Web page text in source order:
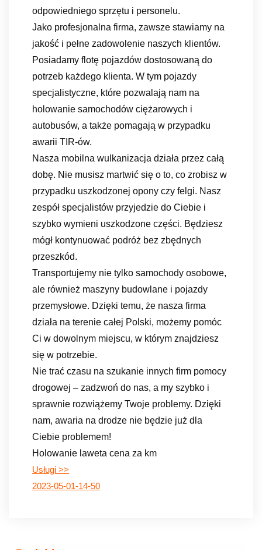
odpowiedniego sprzętu i personelu.
Jako profesjonalna firma, zawsze stawiamy na
jakość i pełne zadowolenie naszych klientów.
Posiadamy flotę pojazdów dostosowaną do
potrzeb każdego klienta. W tym pojazdy
specjalistyczne, które pozwalają nam na
holowanie samochodów ciężarowych i
autobusów, a także pomagają w przypadku
awarii TIR-ów.
Nasza mobilna wulkanizacja działa przez całą
dobę. Nie musisz martwić się o to, co zrobisz w
przypadku uszkodzonej opony czy felgi. Nasz
zespół specjalistów przyjedzie do Ciebie i
szybko wymieni uszkodzone części. Będziesz
mógł kontynuować podróż bez zbędnych
przeszkód.
Transportujemy nie tylko samochody osobowe,
ale również maszyny budowlane i pojazdy
przemysłowe. Dzięki temu, że nasza firma
działa na terenie całej Polski, możemy pomóc
Ci w dowolnym miejscu, w którym znajdziesz
się w potrzebie.
Nie trać czasu na szukanie innych firm pomocy
drogowej – zadzwoń do nas, a my szybko i
sprawnie rozwiążemy Twoje problemy. Dzięki
nam, awaria na drodze nie będzie już dla
Ciebie problemem!
Holowanie laweta cena za km
Usługi >>
2023-05-01-14-50